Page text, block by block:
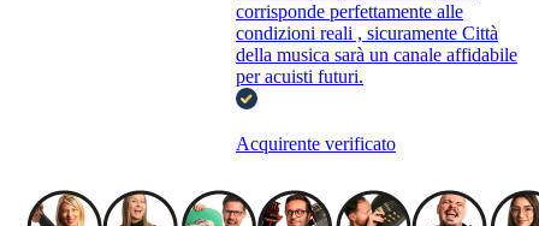
corrisponde perfettamente alle
condizioni reali , sicuramente Città
della musica sarà un canale affidabile
per acuisti futuri.
Acquirente verificato